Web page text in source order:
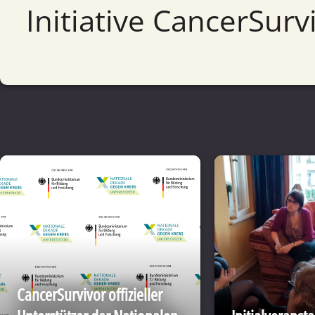
Initiative
CancerSurvivor offizieller